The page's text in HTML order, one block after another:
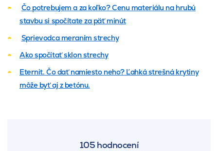
Čo potrebujem a za koľko? Cenu materiálu na hrubú
stavbu si spočítate za päť minút
Sprievodca meraním strechy
Ako spočítať sklon strechy
Eternit. Čo dať namiesto neho? Ľahká strešná krytiny
môže byť aj z betónu.
105 hodnocení